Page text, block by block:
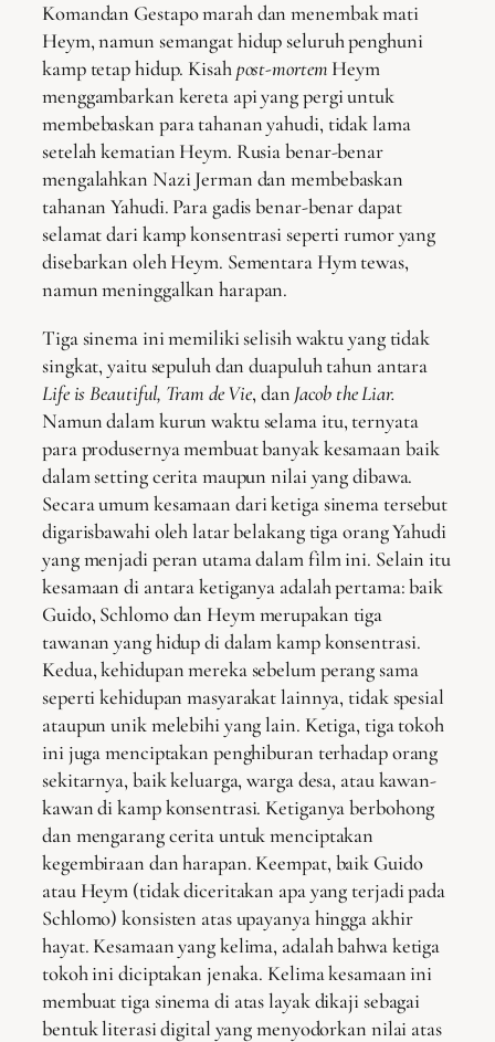
Komandan Gestapo marah dan menembak mati
Heym, namun semangat hidup seluruh penghuni
kamp tetap hidup. Kisahpost-mortem Heym
menggambarkan kereta api yang pergi untuk
membebaskan para tahanan yahudi, tidak lama
setelah kematian Heym. Rusia benar-benar
mengalahkan Nazi Jerman dan membebaskan
tahanan Yahudi. Para gadis benar-benar dapat
selamat dari kamp konsentrasi seperti rumor yang
disebarkan oleh Heym. Sementara Hym tewas,
namun meninggalkan harapan.
Tiga sinema ini memiliki selisih waktu yang tidak
singkat, yaitu sepuluh dan duapuluh tahun antara
Life is Beautiful, Tram de Vie, dan Jacob the Liar.
Namun dalam kurun waktu selama itu, ternyata
para produsernya membuat banyak kesamaan baik
dalam setting cerita maupun nilai yang dibawa.
Secara umum kesamaan dari ketiga sinema tersebut
digarisbawahi oleh latar belakang tiga orang Yahudi
yang menjadi peran utama dalam film ini. Selain itu
kesamaan di antara ketiganya adalah pertama: baik
Guido, Schlomo dan Heym merupakan tiga
tawanan yang hidup di dalam kamp konsentrasi.
Kedua, kehidupan mereka sebelum perang sama
seperti kehidupan masyarakat lainnya, tidak spesial
ataupun unik melebihi yang lain. Ketiga, tiga tokoh
ini juga menciptakan penghiburan terhadap orang
sekitarnya, baik keluarga, warga desa, atau kawan-
kawan di kamp konsentrasi. Ketiganya berbohong
dan mengarang cerita untuk menciptakan
kegembiraan dan harapan. Keempat, baik Guido
atau Heym (tidak diceritakan apa yang terjadi pada
Schlomo) konsisten atas upayanya hingga akhir
hayat. Kesamaan yang kelima, adalah bahwa ketiga
tokoh ini diciptakan jenaka. Kelima kesamaan ini
membuat tiga sinema di atas layak dikaji sebagai
bentuk literasi digital yang menyodorkan nilai atas